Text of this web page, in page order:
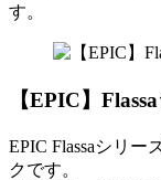
す。
【EPIC】
EPIC Flassaシリー
クです。